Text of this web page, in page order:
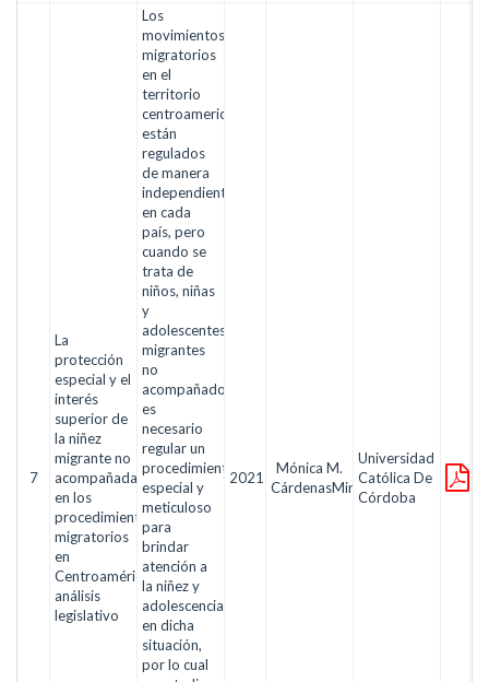
7
La
protección
especial y el
interés
superior de
la niñez
migrante no
acompañada
en los
procedimientos
migratorios
en
Centroamérica:
análisis
legislativo
Los
movimientos
migratorios
en el
territorio
centroamericano
están
regulados
de manera
independiente
en cada
país, pero
cuando se
trata de
niños, niñas
y
adolescentes
migrantes
no
acompañados,
es
necesario
regular un
procedimiento
especial y
meticuloso
para
brindar
atención a
la niñez y
adolescencia
en dicha
situación,
por lo cual
2021
Mónica M.
CárdenasMiranda
Universidad
Católica De
Córdoba